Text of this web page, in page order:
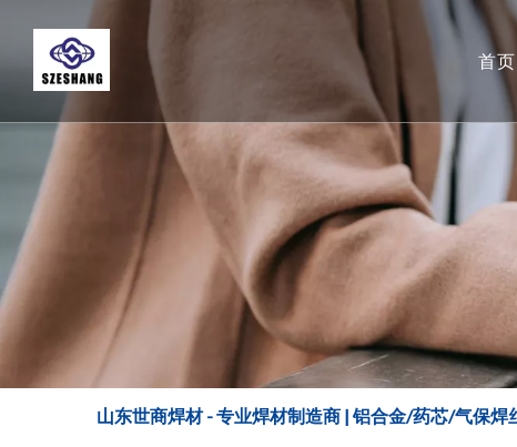
首页
山东世商焊材 - 专业焊材制造商 | 铝合金/药芯/气保焊